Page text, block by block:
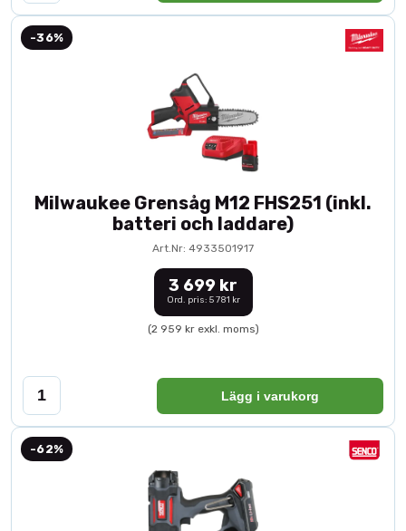
-36%
Milwaukee Grensåg M12 FHS251 (inkl.
batteri och laddare)
Art.Nr: 4933501917
3 699 kr
Ord. pris: 5 781 kr
(2 959 kr exkl. moms)
Lägg i varukorg
-62%